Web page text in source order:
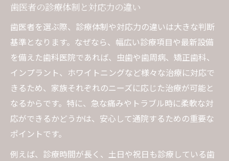
歯医者の診療体制と対応力の違い
歯医者を選ぶ際、診療体制や対応力の違いは大きな判断
基準となります。なぜなら、幅広い診療項目や最新設備
を備えた歯科医院であれば、虫歯や歯周病、矯正歯科、
インプラント、ホワイトニングなど様々な治療に対応で
きるため、家族それぞれのニーズに応じた治療が可能と
なるからです。特に、急な痛みやトラブル時に柔軟な対
応ができるかどうかは、安心して通院するための重要な
ポイントです。
例えば、診療時間が長く、土日や祝日も診療している歯